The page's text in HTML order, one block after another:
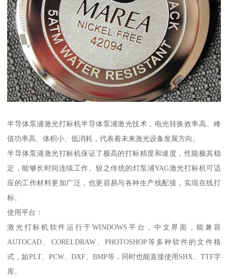
半导体泵浦激光打标机半导体泵浦激光技术，电光转换效率高、峰
值功率高、体积小、低消耗，代表着未来激光设备发展方向。
半导体泵浦激光打标机保证了极高的打标精度和速度，性能极其稳
定，能够长时间连续工作。较之传统的灯泵浦YAG激光打标机可适
应的工作材料更加广泛，也更容易与各种生产线配接，实现在线打
标。
使用平台：
激光打标机软件运行于WINDOWS平台，中文界面，能兼容
AUTOCAD、CORELDRAW、PHOTOSHOP等多种软件的文件格
式，如PLT、PCW、DXF、BMP等，同时也能直接使用SHX、TTF字
库。